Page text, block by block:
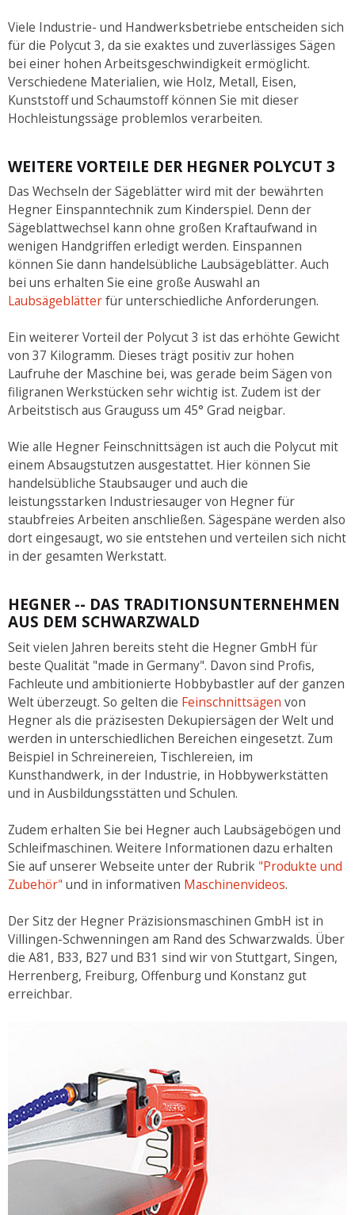
Viele Industrie- und Handwerksbetriebe entscheiden sich
für die Polycut 3, da sie exaktes und zuverlässiges Sägen
bei einer hohen Arbeitsgeschwindigkeit ermöglicht.
Verschiedene Materialien, wie Holz, Metall, Eisen,
Kunststoff und Schaumstoff können Sie mit dieser
Hochleistungssäge problemlos verarbeiten.
WEITERE VORTEILE DER HEGNER POLYCUT 3
Das Wechseln der Sägeblätter wird mit der bewährten
Hegner Einspanntechnik zum Kinderspiel. Denn der
Sägeblattwechsel kann ohne großen Kraftaufwand in
wenigen Handgriffen erledigt werden. Einspannen
können Sie dann handelsübliche Laubsägeblätter. Auch
bei uns erhalten Sie eine große Auswahl an
Laubsägeblätterfür unterschiedliche Anforderungen.
Ein weiterer Vorteil der Polycut 3 ist das erhöhte Gewicht
von 37 Kilogramm. Dieses trägt positiv zur hohen
Laufruhe der Maschine bei, was gerade beim Sägen von
filigranen Werkstücken sehr wichtig ist. Zudem ist der
Arbeitstisch aus Grauguss um 45° Grad neigbar.
Wie alle Hegner Feinschnittsägen ist auch die Polycut mit
einem Absaugstutzen ausgestattet. Hier können Sie
handelsübliche Staubsauger und auch die
leistungsstarken Industriesauger von Hegner für
staubfreies Arbeiten anschließen. Sägespäne werden also
dort eingesaugt, wo sie entstehen und verteilen sich nicht
in der gesamten Werkstatt.
HEGNER -- DAS TRADITIONSUNTERNEHMEN
AUS DEM SCHWARZWALD
Seit vielen Jahren bereits steht die Hegner GmbH für
beste Qualität "made in Germany". Davon sind Profis,
Fachleute und ambitionierte Hobbybastler auf der ganzen
Welt überzeugt. So gelten die Feinschnittsägen von
Hegner als die präzisesten Dekupiersägen der Welt und
werden in unterschiedlichen Bereichen eingesetzt. Zum
Beispiel in Schreinereien, Tischlereien, im
Kunsthandwerk, in der Industrie, in Hobbywerkstätten
und in Ausbildungsstätten und Schulen.
Zudem erhalten Sie bei Hegner auch Laubsägebögen und
Schleifmaschinen. Weitere Informationen dazu erhalten
Sie auf unserer Webseite unter der Rubrik "Produkte und
Zubehör" und in informativen Maschinenvideos.
Der Sitz der Hegner Präzisionsmaschinen GmbH ist in
Villingen-Schwenningen am Rand des Schwarzwalds. Über
die A81, B33, B27 und B31 sind wir von Stuttgart, Singen,
Herrenberg, Freiburg, Offenburg und Konstanz gut
erreichbar.